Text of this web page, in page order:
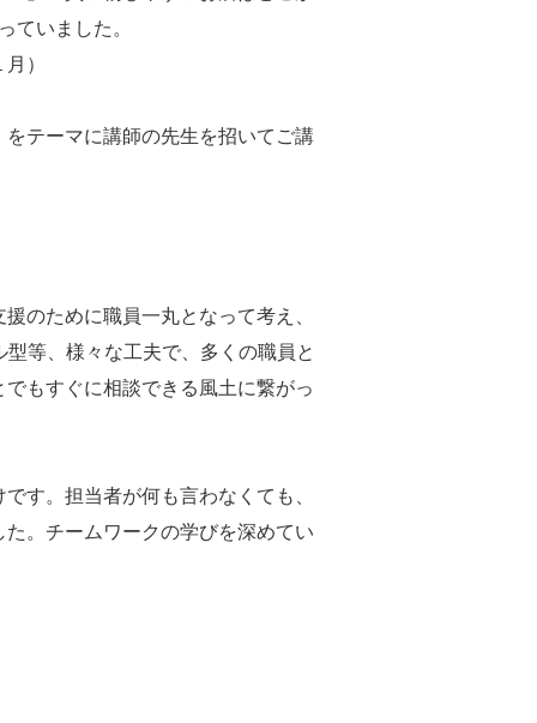
ていました。
）
テーマに講師の先生を招いてご講
のために職員一丸となって考え、
等、様々な工夫で、多くの職員と
もすぐに相談できる風土に繋がっ
す。担当者が何も言わなくても、
。チームワークの学びを深めてい